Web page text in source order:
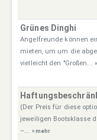
Grünes Dinghi
Angelfreunde können
mieten, um um die
vielleicht den "Großen...
(Der Preis für diese
jeweiligen Bootsklasse
–... » mehr